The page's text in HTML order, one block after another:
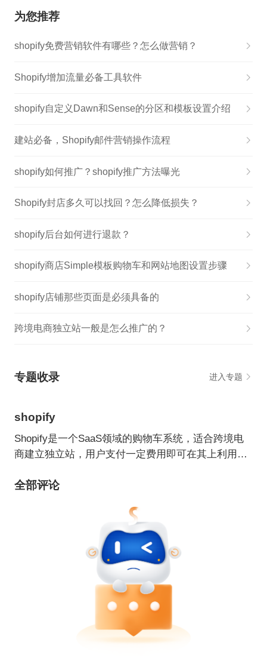
为您推荐
shopify免费营销软件有哪些？怎么做营销？
Shopify增加流量必备工具软件
shopify自定义Dawn和Sense的分区和模板设置介绍
建站必备，Shopify邮件营销操作流程
shopify如何推广？shopify推广方法曝光
Shopify封店多久可以找回？怎么降低损失？
shopify后台如何进行退款？
shopify商店Simple模板购物车和网站地图设置步骤
shopify店铺那些页面是必须具备的
跨境电商独立站一般是怎么推广的？
专题收录 进入专题
shopify
Shopify是一个SaaS领域的购物车系统，适合跨境电
商建立独立站，用户支付一定费用即可在其上利用各
全部评论